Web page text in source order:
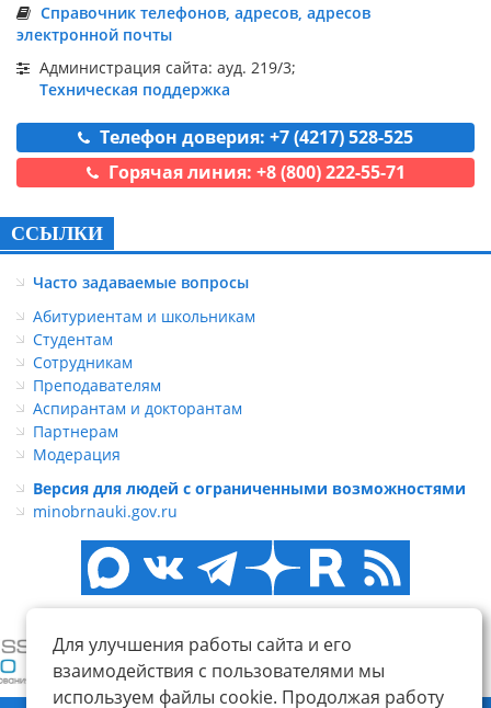
Для улучшения работы сайта и его
взаимодействия с пользователями мы
используем файлы cookie. Продолжая работу
Справочник телефонов, адресов, адресов
электронной почты
Администрация сайта: ауд. 219/3;
Техническая поддержка
Телефон доверия: +7 (4217) 528-525
Горячая линия: +8 (800) 222-55-71
ССЫЛКИ
Часто задаваемые вопросы
Абитуриентам и школьникам
Студентам
Сотрудникам
Преподавателям
Аспирантам и докторантам
Партнерам
Модерация
Версия для людей с ограниченными возможностями
minobrnauki.gov.ru